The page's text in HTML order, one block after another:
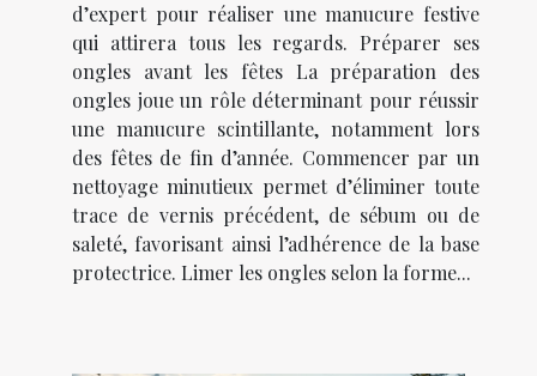
d’expert pour réaliser une manucure festive
qui attirera tous les regards. Préparer ses
ongles avant les fêtes La préparation des
ongles joue un rôle déterminant pour réussir
une manucure scintillante, notamment lors
des fêtes de fin d’année. Commencer par un
nettoyage minutieux permet d’éliminer toute
trace de vernis précédent, de sébum ou de
saleté, favorisant ainsi l’adhérence de la base
protectrice. Limer les ongles selon la forme...